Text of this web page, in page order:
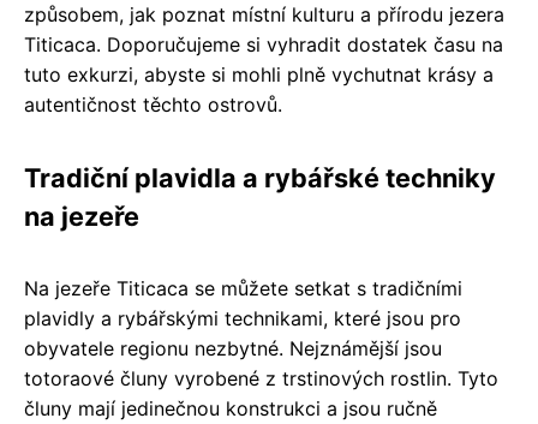
způsobem, jak poznat místní kulturu a přírodu jezera
Titicaca. Doporučujeme si vyhradit dostatek času na
tuto exkurzi, abyste si mohli plně vychutnat krásy a
autentičnost těchto ostrovů.
Tradiční plavidla a rybářské techniky
na jezeře
Na jezeře Titicaca se můžete setkat s tradičními
plavidly a rybářskými technikami, které jsou pro
obyvatele regionu nezbytné. Nejznámější jsou
totoraové čluny vyrobené z trstinových rostlin. Tyto
čluny mají jedinečnou konstrukci a jsou ručně